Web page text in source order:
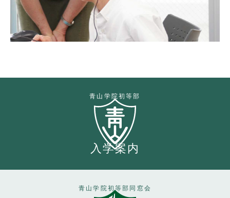
青山学院初等部
入学案内
青山学院初等部同窓会